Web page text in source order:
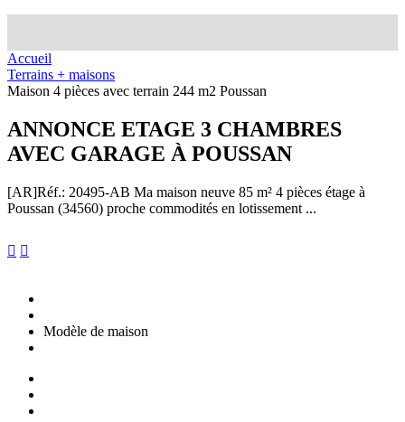
Accueil
Terrains + maisons
Maison 4 pièces avec terrain 244 m2 Poussan
ANNONCE ETAGE 3 CHAMBRES
AVEC GARAGE À POUSSAN
[AR]Réf.: 20495-AB Ma maison neuve 85 m² 4 pièces étage à
Poussan (34560) proche commodités en lotissement ...
 
Modèle de maison